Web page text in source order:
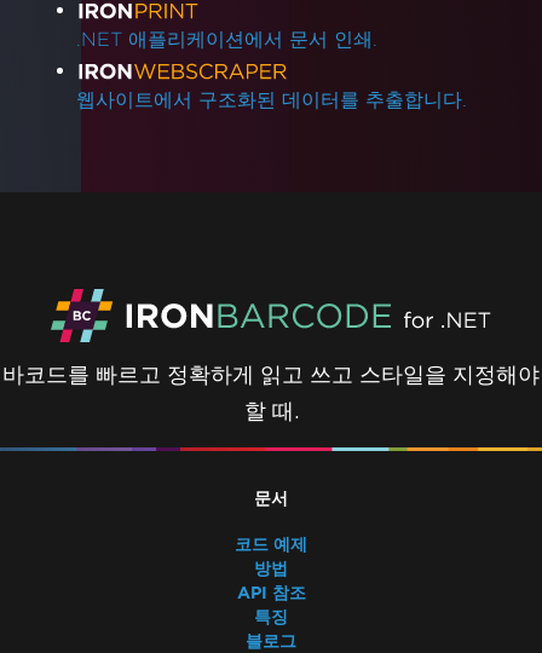
.NET 애플리케이션에서 문서 인쇄.
웹사이트에서 구조화된 데이터를 추출합니다.
바코드를 빠르고 정확하게 읽고 쓰고 스타일을 지정해야
할 때.
문서
코드 예제
방법
API 참조
특징
블로그